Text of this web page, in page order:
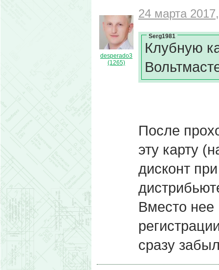
desperado3
(1265)
24 марта
Serg1981
Клубную
После
эту карту
дисконт
Вместо нее
сразу